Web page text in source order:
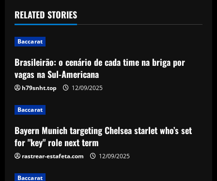
t
n
a
v
i
g
a
t
i
RELATED STORIES
Baccarat
Brasileirão: o cenário de cada time na briga por
vagas na Sul-Americana
h79snht.top 12/09/2025
Baccarat
Bayern Munich targeting Chelsea starlet who’s set
for "key" role next term
rastrear-estafeta.com 12/09/2025
Baccarat